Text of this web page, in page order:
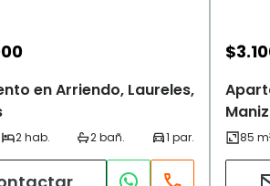
en Arriendo, Laureles,
$